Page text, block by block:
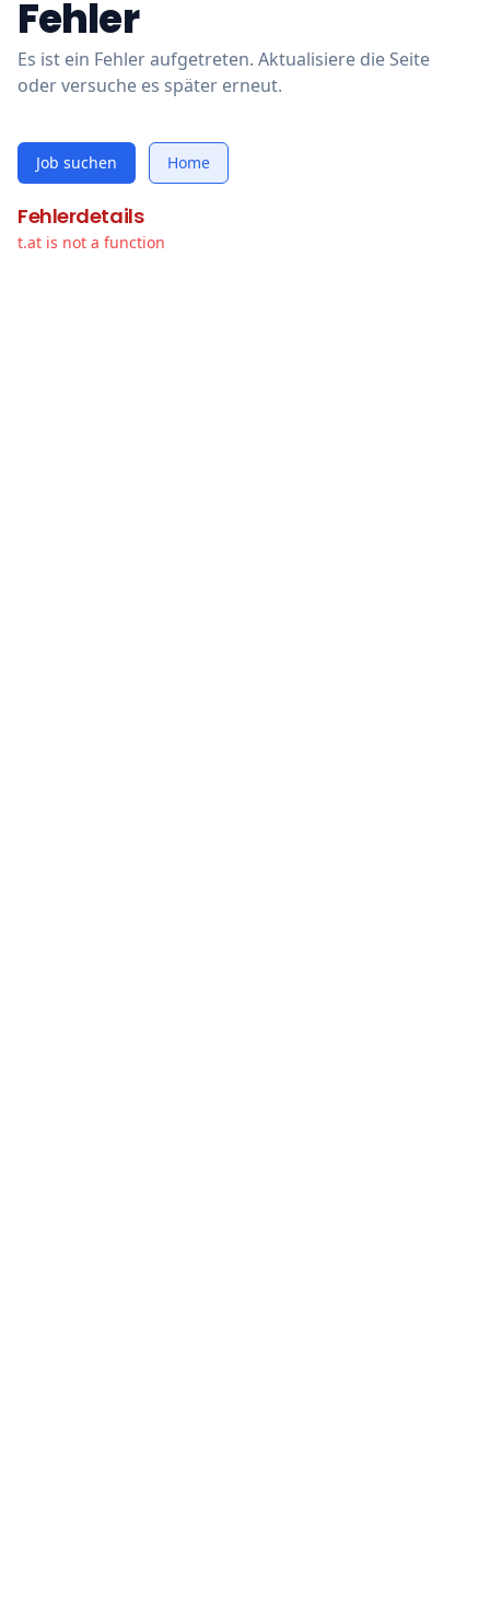
Fehler
Es ist ein Fehler aufgetreten. Aktualisiere die Seite
oder versuche es später erneut.
Job suchen Home
Fehlerdetails
t.at is not a function